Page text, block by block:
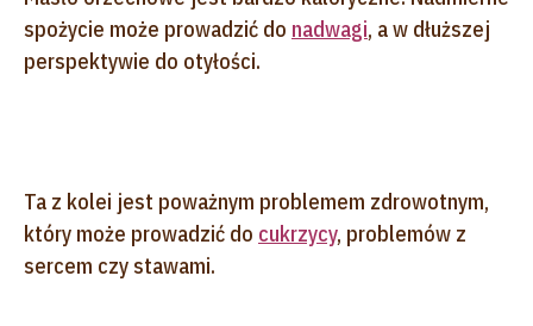
spożycie może prowadzić do nadwagi, a w dłuższej
perspektywie do otyłości.
Ta z kolei jest poważnym problemem zdrowotnym,
który może prowadzić do cukrzycy, problemów z
sercem czy stawami.